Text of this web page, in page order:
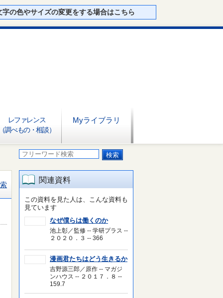
の色やサイズの変更をする場合はこちら
レファレンス
調べもの・相談）
Myライブラリ
関連資料
この資料を見た人は、こんな資料も
見ています
なぜ僕らは働くのか
池上彰／監修 -- 学研プラス --
２０２０．３ -- 366
漫画君たちはどう生きるか
吉野源三郎／原作 -- マガジ
ンハウス -- ２０１７．８ --
159.7